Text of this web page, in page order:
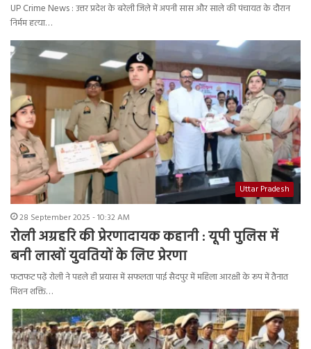
UP Crime News : उत्तर प्रदेश के बरेली जिले में अपनी सास और साले की पंचायत के दौरान
निर्मम हत्या…
Uttar Pradesh
28 September 2025 - 10:32 AM
रोली अग्रहरि की प्रेरणादायक कहानी : यूपी पुलिस में
बनी लाखों युवतियों के लिए प्रेरणा
फटाफट पढ़ें रोली ने पहले ही प्रयास में सफलता पाई सैदपुर में महिला आरक्षी के रूप में तैनात
मिशन शक्ति…